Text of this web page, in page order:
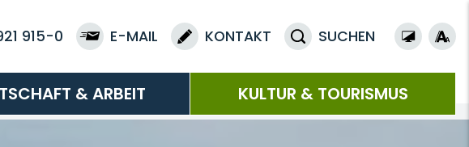
915-0 E-MAIL KONTAKT SUCHEN
& ARBEIT KULTUR & TOURISMUS